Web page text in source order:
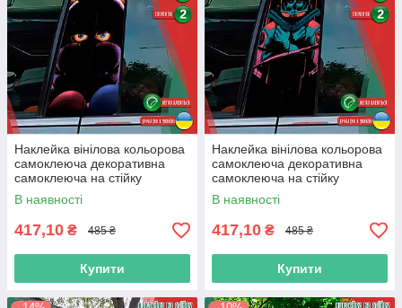
Наклейка вінілова кольорова
самоклеюча декоративна
самоклеюча на стійку
автомобіля «Freddy fazbear»
з Оракалу
В наявності
417,10 ₴ 485 ₴
Купити
Наклейка вінілова кольорова
самоклеюча декоративна
самоклеюча на стійку
автомобіля «Cyberpunk skull»
з Оракалу
В наявності
417,10 ₴ 485 ₴
Купити